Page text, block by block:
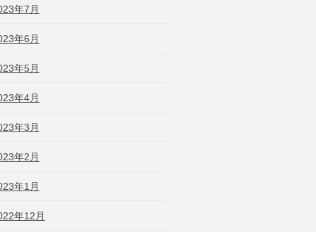
年7月
年6月
年5月
年4月
年3月
年2月
年1月
年12月